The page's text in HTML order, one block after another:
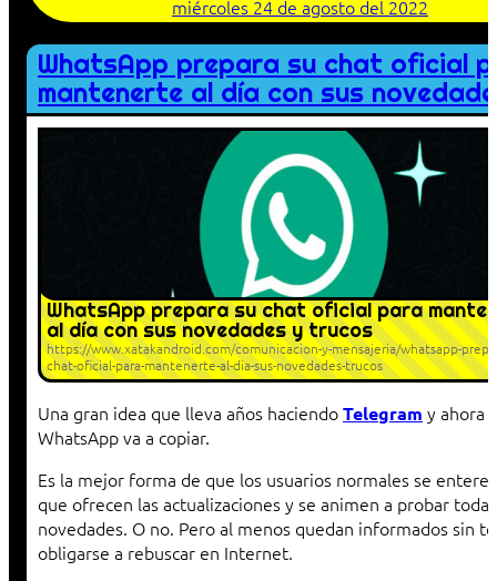
miércoles 24 de agosto del 2022
WhatsApp prepara su chat oficial
mantenerte al día con sus
WhatsApp prepara su chat oficial para
al día con sus novedades y trucos
https://www.xatakandroid.com/comunicacion-y-mensajeria/whatsapp-
chat-oficial-para-mantenerte-al-dia-sus-novedades-trucos
Una gran idea que lleva años haciendoTelegram y ahora
WhatsApp va a copiar.
Es la mejor forma de que los usuarios normales se
que ofrecen las actualizaciones y se animen a probar
novedades. O no. Pero al menos quedan informados sin
obligarse a rebuscar en Internet.